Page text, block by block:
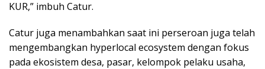
KUR,” imbuh Catur.
Catur juga menambahkan saat ini perseroan juga telah
mengembangkan hyperlocal ecosystem dengan fokus
pada ekosistem desa, pasar, kelompok pelaku usaha,